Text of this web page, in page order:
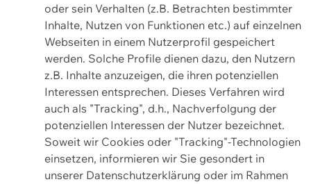
oder sein Verhalten (z.B. Betrachten bestimmter
Inhalte, Nutzen von Funktionen etc.) auf einzelnen
Webseiten in einem Nutzerprofil gespeichert
werden. Solche Profile dienen dazu, den Nutzern
z.B. Inhalte anzuzeigen, die ihren potenziellen
Interessen entsprechen. Dieses Verfahren wird
auch als "Tracking", d.h., Nachverfolgung der
potenziellen Interessen der Nutzer bezeichnet.
Soweit wir Cookies oder "Tracking"-Technologien
einsetzen, informieren wir Sie gesondert in
unserer Datenschutzerklärung oder im Rahmen